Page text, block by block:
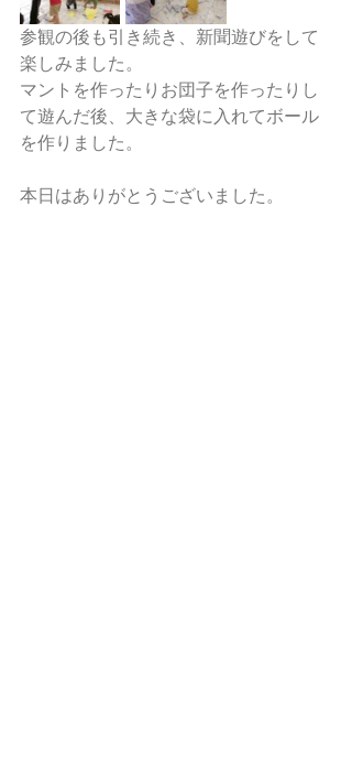
参観の後も引き続き、新聞遊びをして
楽しみました。
マントを作ったりお団子を作ったりし
て遊んだ後、大きな袋に入れてボール
を作りました。
本日はありがとうございました。